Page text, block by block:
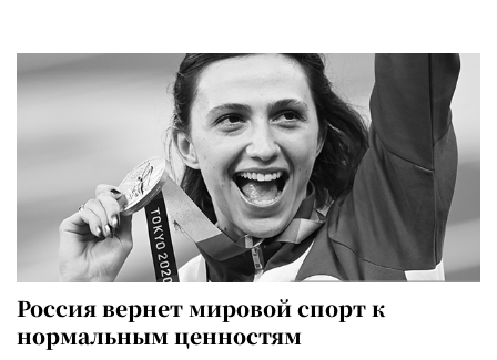
Россия вернет мировой спорт к
нормальным ценностям